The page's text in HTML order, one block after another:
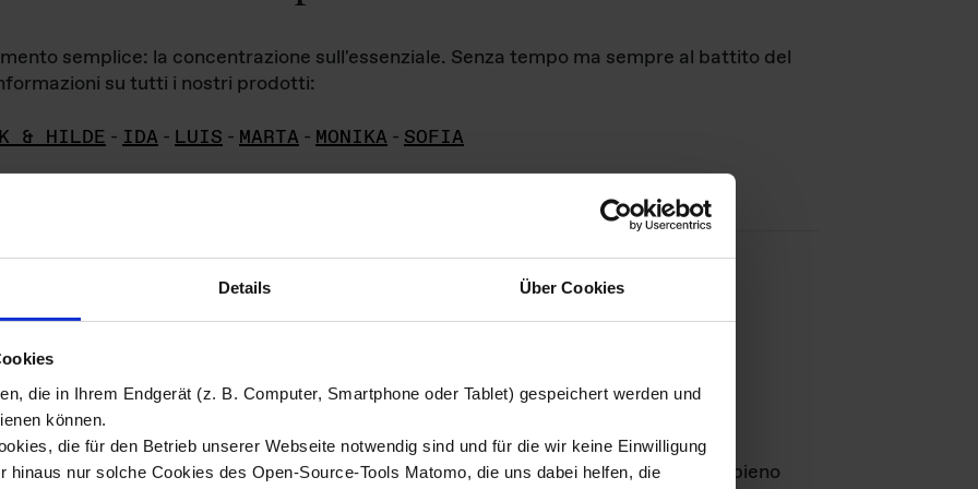
Details Über Cookies
die in Ihrem Endgerät (z. B. Computer, Smartphone oder Tablet) gespeichert werden und
können.
die für den Betrieb unserer Webseite notwendig sind und für die wir keine Einwilligung
hinaus nur solche Cookies des Open-Source-Tools Matomo, die uns dabei helfen, die
semplice: la concentrazione sull'essenziale. Senza tempo ma sempre al battito del
su tutti i nostri prodotti:
& HILDE - IDA - LUIS - MARTA - MONIKA - SOFIA
di immagini
materiale fotografico sono detenuti daDas ganze LebenGmbH e rimangono in pieno